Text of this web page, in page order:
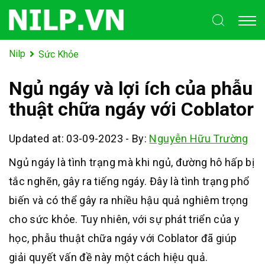
Nilp Sức Khỏe
Ngủ ngáy và lợi ích của phẫu
thuật chữa ngáy với Coblator
Updated at: 03-09-2023 - By: Nguyễn Hữu Trường
Ngủ ngáy là tình trạng mà khi ngủ, đường hô hấp bị
tắc nghẽn, gây ra tiếng ngáy. Đây là tình trạng phổ
biến và có thể gây ra nhiều hậu quả nghiêm trọng
cho sức khỏe. Tuy nhiên, với sự phát triển của y
học, phẫu thuật chữa ngáy với Coblator đã giúp
giải quyết vấn đề này một cách hiệu quả.